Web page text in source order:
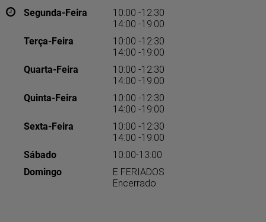
Segunda-Feira
10:00 -12:30
14:00 -19:00
Terça-Feira
10:00 -12:30
14:00 -19:00
Quarta-Feira
10:00 -12:30
14:00 -19:00
Quinta-Feira
10:00 -12:30
14:00 -19:00
Sexta-Feira
10:00 -12:30
14:00 -19:00
Sábado
10:00-13:00
Domingo
E FERIADOS
Encerrado